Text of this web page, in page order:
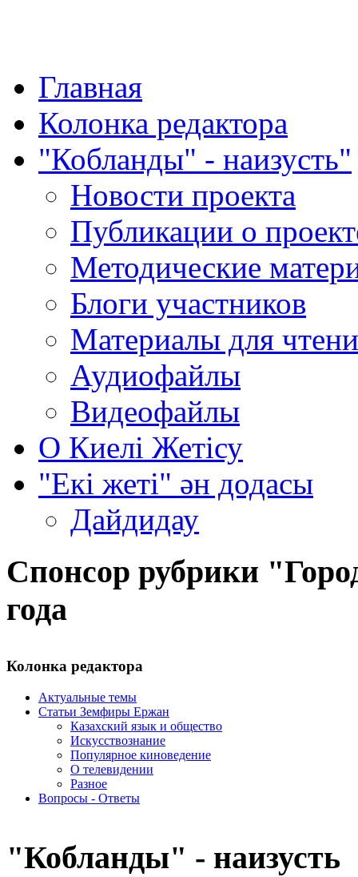
Главная
Колонка редактора
"Кобланды" - наизусть"
Новости проекта
Публикации о
Методические
Блоги участников
Материалы для
Аудиофайлы
Видеофайлы
О Киелi Жетiсу
"Екі жеті" ән додасы
Дайдидау
Спонсор рубрики
года
Колонка редактора
Актуальные темы
Статьи Земфиры Ержан
Казахский язык и общество
Искусствознание
Популярное киноведение
О телевидении
Разное
Вопросы - Ответы
"Кобланды" - наизусть